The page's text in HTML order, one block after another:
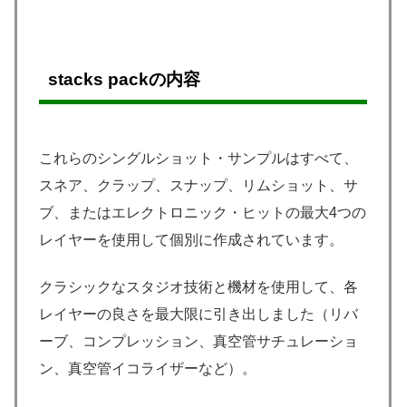
stacks packの内容
これらのシングルショット・サンプルはすべて、
スネア、クラップ、スナップ、リムショット、サ
ブ、またはエレクトロニック・ヒットの最大4つの
レイヤーを使用して個別に作成されています。
クラシックなスタジオ技術と機材を使用して、各
レイヤーの良さを最大限に引き出しました（リバ
ーブ、コンプレッション、真空管サチュレーショ
ン、真空管イコライザーなど）。